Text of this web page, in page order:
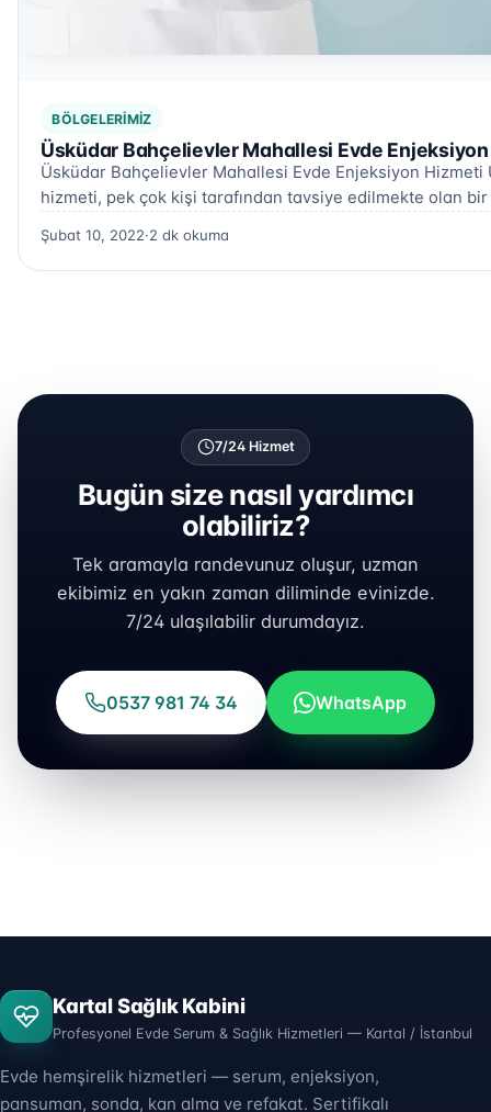
BÖLGELERIMIZ
Üsküdar Bahçelievler Mahallesi Evde
Üsküdar Bahçelievler Mahallesi Evde Enjeksiyon
hizmeti, pek çok kişi tarafından tavsiye edilmekte olan
Şubat 10, 2022·2 dk okuma
7/24 Hizmet
Bugün size nasıl yardımcı
olabiliriz?
Tek aramayla randevunuz oluşur, uzman
ekibimiz en yakın zaman diliminde evinizde.
7/24 ulaşılabilir durumdayız.
0537 981 74 34 WhatsApp
Kartal Sağlık Kabini
Profesyonel Evde Serum & Sağlık Hizmetleri — Kartal / İstanbul
Evde hemşirelik hizmetleri — serum, enjeksiyon,
pansuman, sonda, kan alma ve refakat. Sertifikalı